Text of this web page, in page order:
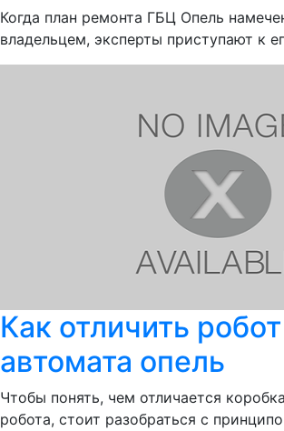
Когда план ремонта ГБЦ Опель
владельцем, эксперты приступают к
Как отличить
автомата опель
Чтобы понять, чем отличается
робота, стоит разобраться с